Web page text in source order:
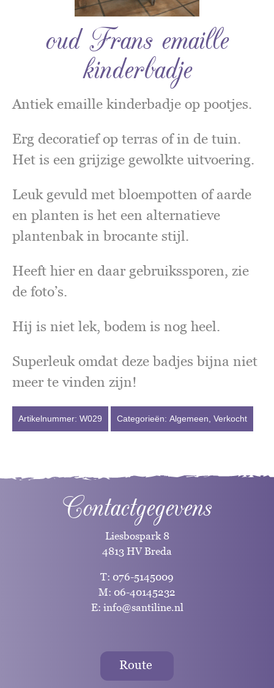
oud Frans emaille
kinderbadje
Antiek emaille kinderbadje op pootjes.
Erg decoratief op terras of in de tuin.
Het is een grijzige gewolkte uitvoering.
Leuk gevuld met bloempotten of aarde
en planten is het een alternatieve
plantenbak in brocante stijl.
Heeft hier en daar gebruikssporen, zie
de foto’s.
Hij is niet lek, bodem is nog heel.
Superleuk omdat deze badjes bijna niet
meer te vinden zijn!
Artikelnummer: W029 Categorieën: Algemeen Verkocht
Contactgegevens
Liesbospark 8
4813 HV Breda
T: 076-5145009
M: 06-40145232
E: info@santiline.nl
Route